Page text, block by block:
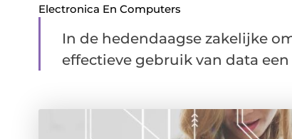
Electronica En Computers
In de hedendaagse zakelijke
effectieve gebruik van data